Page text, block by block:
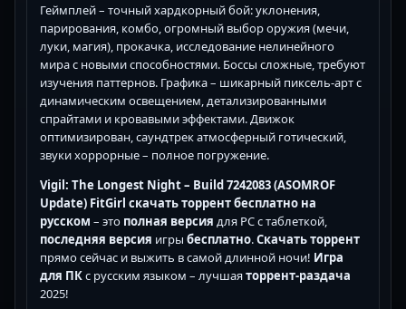
Геймплей – точный хардкорный бой: уклонения,
парирования, комбо, огромный выбор оружия (мечи,
луки, магия), прокачка, исследование нелинейного
мира с новыми способностями. Боссы сложные, требуют
изучения паттернов. Графика – шикарный пиксель-арт с
динамическим освещением, детализированными
спрайтами и кровавыми эффектами. Движок
оптимизирован, саундтрек атмосферный готический,
звуки хоррорные – полное погружение.
Vigil: The Longest Night – Build 7242083 (ASOMROF
Update) FitGirl скачать торрент бесплатно на
русском – это полная версия для PC с таблеткой,
последняя версия игры бесплатно.Скачать торрент
прямо сейчас и выжить в самой длинной ночи! Игра
для ПКс русским языком – лучшаяторрент-раздача
2025!